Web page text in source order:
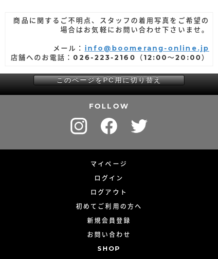
商品に関するご不明点、スタッフの着用写真をご希望の
場合はお気軽にお問い合わせ下さいませ。
メール： info@boomerang-online.jp
店舗へのお電話：026-223-2160（12:00～20:00）
FOLLOW
マイページ
ログイン
ログアウト
初めてご利用の方へ
新規会員登録
お問い合わせ
SHOP
このページをPC用に切り替え